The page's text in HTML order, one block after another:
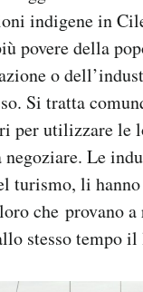
indigene in
povere della
o
Si tratta
per utilizzare le
negoziare. Le
turismo, li
che provano
stesso tempo